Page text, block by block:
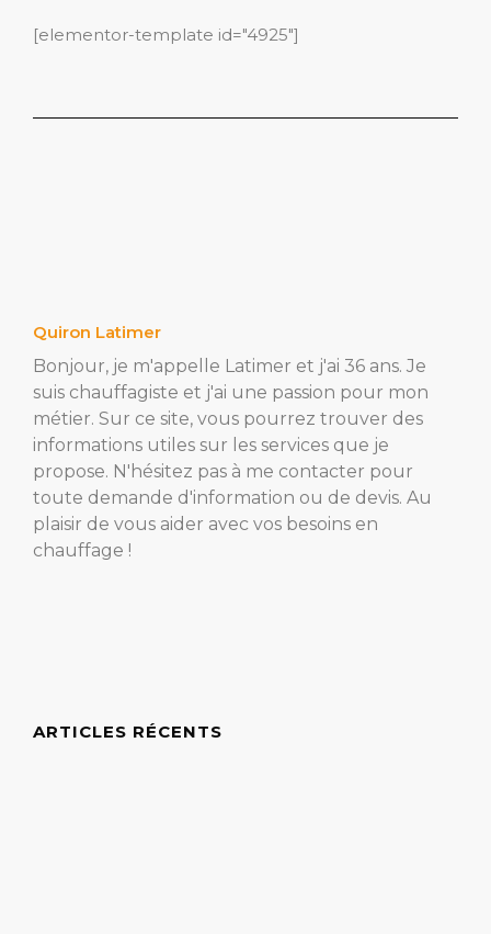
[elementor-template id="4925"]
Quiron Latimer
Bonjour, je m'appelle Latimer et j'ai 36 ans. Je
suis chauffagiste et j'ai une passion pour mon
métier. Sur ce site, vous pourrez trouver des
informations utiles sur les services que je
propose. N'hésitez pas à me contacter pour
toute demande d'information ou de devis. Au
plaisir de vous aider avec vos besoins en
chauffage !
ARTICLES RÉCENTS